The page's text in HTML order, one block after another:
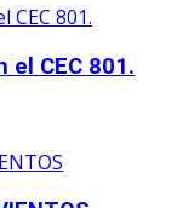
el CEC 801.